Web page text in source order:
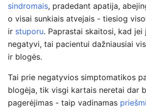
sindromais, pradedant apatija,
o visai sunkiais atvejais - tiesiog
ir stuporu. Paprastai skaitosi, kad
negatyvi, tai pacientui dažniausiai
ir blogės.
Tai prie negatyvios simptomatikos
blogėja, tik visgi kartais neretai dar
pagerėjimas - taip vadinamas